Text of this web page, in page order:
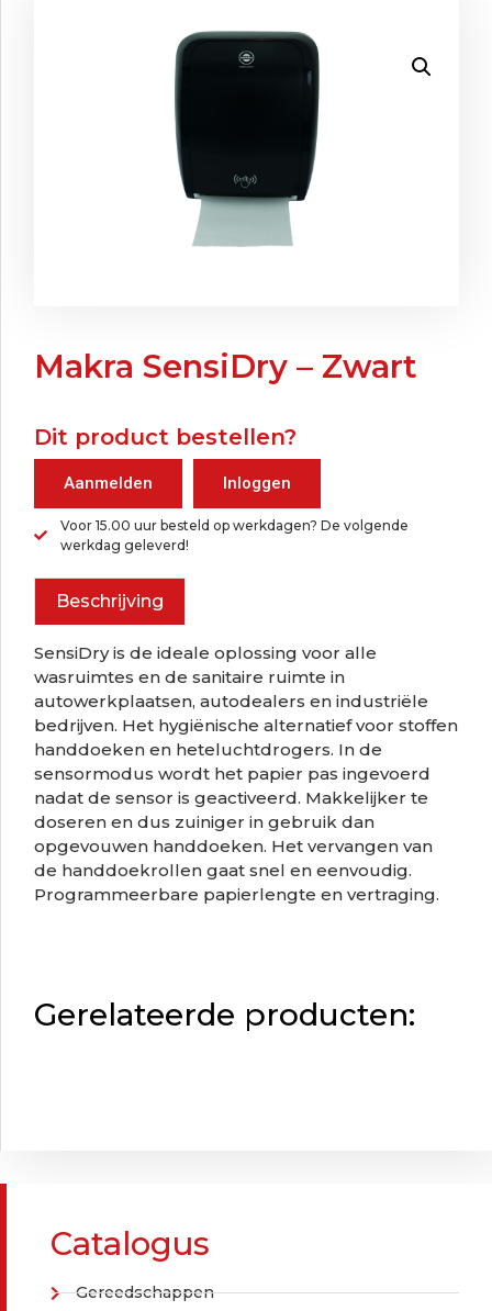
Catalogus
Gereedschappen
Makra SensiDry – Zwart
Dit product bestellen?
Aanmelden Inloggen
Voor 15.00 uur besteld op werkdagen? De volgende
werkdag geleverd!
Beschrijving
SensiDry is de ideale oplossing voor alle
wasruimtes en de sanitaire ruimte in
autowerkplaatsen, autodealers en industriële
bedrijven. Het hygiënische alternatief voor stoffen
handdoeken en heteluchtdrogers. In de
sensormodus wordt het papier pas ingevoerd
nadat de sensor is geactiveerd. Makkelijker te
doseren en dus zuiniger in gebruik dan
opgevouwen handdoeken. Het vervangen van
de handdoekrollen gaat snel en eenvoudig.
Programmeerbare papierlengte en vertraging.
Gerelateerde producten: